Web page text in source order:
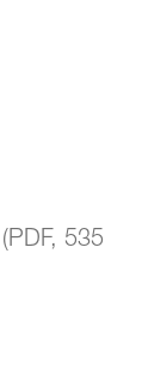
(PDF, 535